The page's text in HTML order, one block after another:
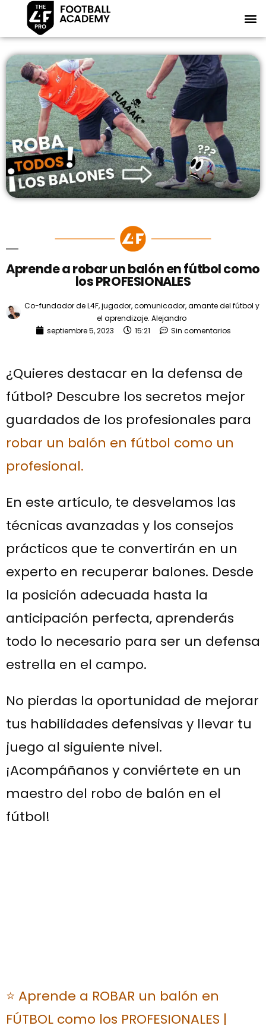
Aprende a robar un balón en fútbol como
los PROFESIONALES
Co-fundador de L4F, jugador, comunicador, amante del fútbol y
el aprendizaje. Alejandro
septiembre 5, 2023
15:21 Sin comentarios
¿Quieres destacar en la defensa de
fútbol? Descubre los secretos mejor
guardados de los profesionales para
robar un balón en fútbol como un
profesional.
En este artículo, te desvelamos las
técnicas avanzadas y los consejos
prácticos que te convertirán en un
experto en recuperar balones. Desde
la posición adecuada hasta la
anticipación perfecta, aprenderás
todo lo necesario para ser un defensa
estrella en el campo.
No pierdas la oportunidad de mejorar
tus habilidades defensivas y llevar tu
juego al siguiente nivel.
¡Acompáñanos y conviértete en un
maestro del robo de balón en el
fútbol!
⭐ Aprende a ROBAR un balón en
FÚTBOL como los PROFESIONALES |